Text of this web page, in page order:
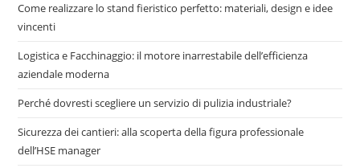
Come realizzare lo stand fieristico perfetto: materiali, design e idee
vincenti
Logistica e Facchinaggio: il motore inarrestabile dell’efficienza
aziendale moderna
Perché dovresti scegliere un servizio di pulizia industriale?
Sicurezza dei cantieri: alla scoperta della figura professionale
dell’HSE manager